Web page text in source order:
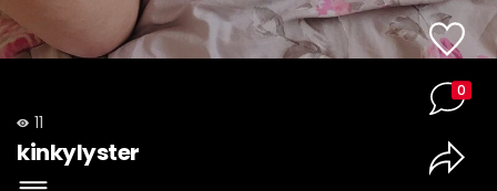
11
kinkylyster
0